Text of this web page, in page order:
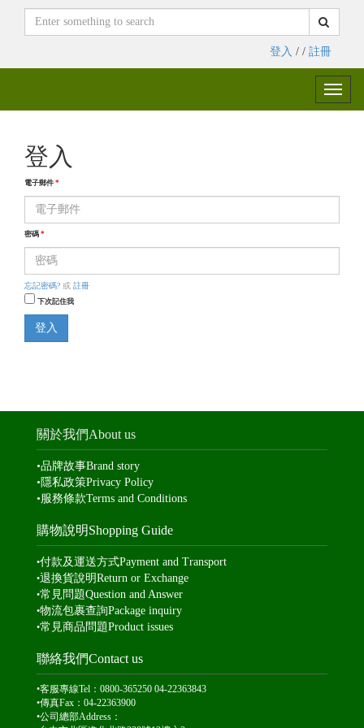
登入 / / 註冊
Toggle
登入
電子郵件 *
密碼 *
忘記密碼? 或 註冊
下次記住我
登入
關於我們About us
•品牌故事Brand story
• 隱私政策Privacy Policy
•服務條款Terms and Conditions
購物說明Shopping Guide
•付款及運送方式Payment and Transport
•退換貨說明Return or Exchange
•常見問題Question and Answer
•物流包裹查詢Package inquiry
•常見商品問題Product issues
聯絡我們Contact us
•客服專線Tel：0800-365250 04-22363843
•傳真Fax：04-22363900
•公司總部Address：